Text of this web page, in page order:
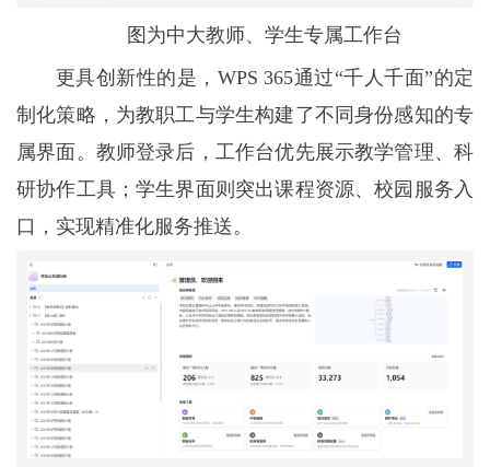
图为中大教师、学生专属工作台
更具创新性的是，WPS 365通过“千人千面”的定
制化策略，为教职工与学生构建了不同身份感知的专
属界面。教师登录后，工作台优先展示教学管理、科
研协作工具；学生界面则突出课程资源、校园服务入
口，实现精准化服务推送。